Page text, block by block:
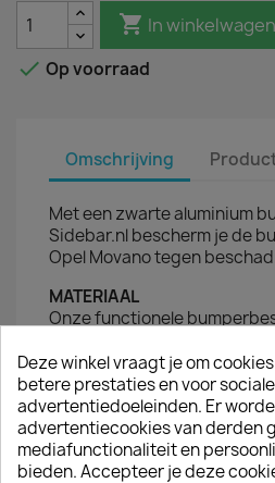
 In winkelwagen
 Op voorraad
Omschrijving
Met een zwarte aluminium
Sidebar.nl bescherm je de
Opel Movano tegen
MATERIAAL
Onze functionele
MONTAGE
De bumperstrip bevestig je
popnagels / hightack tape
van de Opel Movano.
Deze winkel vraagt je om
betere prestaties en voor
advertentiedoeleinden. Er
advertentiecookies van derden
mediafunctionaliteit en
bieden. Accepteer je deze